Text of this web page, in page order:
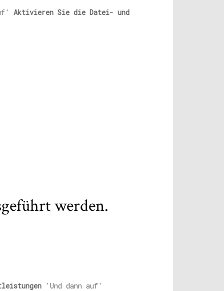
Aktivieren Sie die Datei- und
werden.
'Und dann auf'